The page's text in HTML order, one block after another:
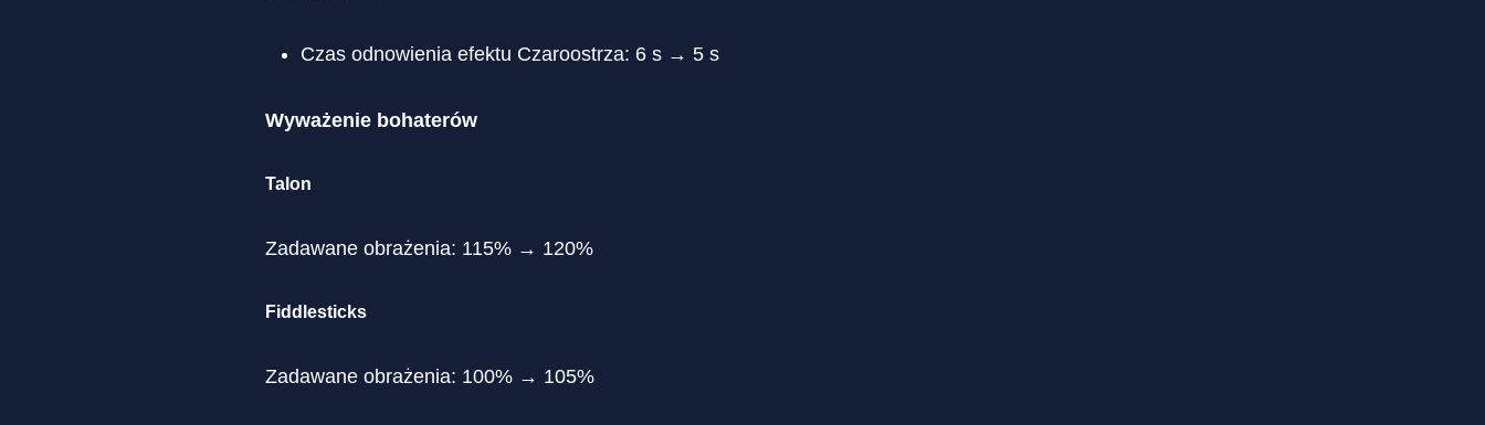
Czas odnowienia efektu Czaroostrza: 6 s → 5 s
Wyważenie bohaterów
Talon
Zadawane obrażenia: 115% → 120%
Fiddlesticks
Zadawane obrażenia: 100% → 105%